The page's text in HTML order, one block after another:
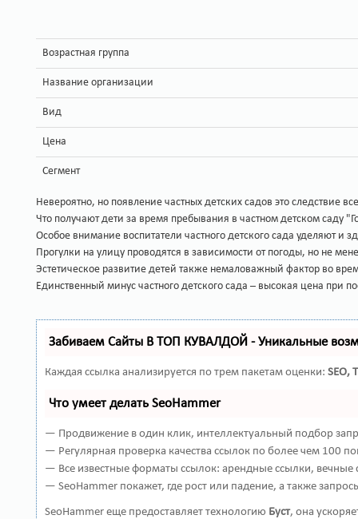
Возрастная группа
Название организации
Вид
Цена
Сегмент
Невероятно, но появление частных детских садов это следствие
Что получают дети за время пребывания в частном детском саду
Особое внимание воспитатели частного детского сада уделяют
Прогулки на улицу проводятся в зависимости от погоды, но не
Эстетическое развитие детей также немаловажный фактор во
Единственный минус частного детского сада – высокая цена
Забиваем Сайты В ТОП КУВАЛДОЙ - Уникальные
Каждая ссылка анализируется по трем пакетам оценки: SEO,
Что умеет делать SeoHammer
— Продвижение в один клик, интеллектуальный подбор
— Регулярная проверка качества ссылок по более чем 100
— Все известные форматы ссылок: арендные ссылки,
— SeoHammer покажет, где рост или падение, а также
SeoHammer еще предоставляет технологию Буст, она